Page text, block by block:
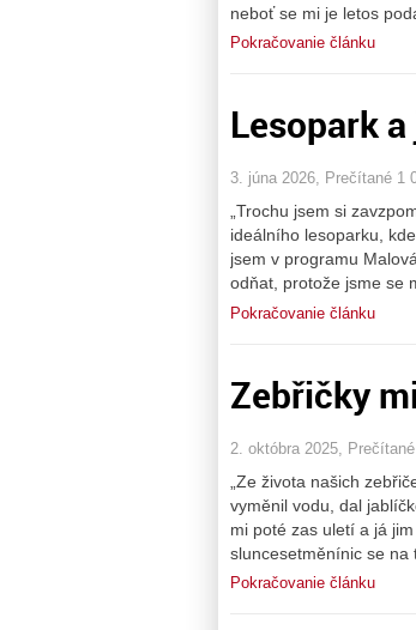
neboť se mi je letos
Pokračovanie článku
Lesopark
3. júna 2026, Prečítané 1
„Trochu jsem si
ideálního lesoparku,
jsem v programu
odňat, protože jsme se
Pokračovanie článku
Zebřičky
2. októbra 2025,
„Ze života našich
vyměnil vodu, dal
mi poté zas uletí a já
sluncesetměnínic se
Pokračovanie článku